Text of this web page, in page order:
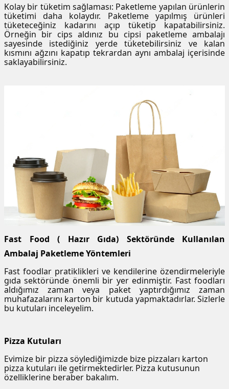
Kolay bir tüketim sağlaması: Paketleme yapılan ürünlerin
tüketimi daha kolaydır. Paketleme yapılmış ürünleri
tüketeceğiniz kadarını açıp tüketip kapatabilirsiniz.
Örneğin bir cips aldınız bu cipsi paketleme ambalajı
sayesinde istediğiniz yerde tüketebilirsiniz ve kalan
kısmını ağzını kapatıp tekrardan aynı ambalaj içerisinde
saklayabilirsiniz.
Fast Food ( Hazır Gıda) Sektöründe Kullanılan
Ambalaj Paketleme Yöntemleri
Fast foodlar pratiklikleri ve kendilerine özendirmeleriyle
gıda sektöründe önemli bir yer edinmiştir. Fast foodları
aldığımız zaman veya paket yaptırdığımız zaman
muhafazalarını karton bir kutuda yapmaktadırlar. Sizlerle
bu kutuları inceleyelim.
Pizza Kutuları
Evimize bir pizza söylediğimizde bize pizzaları karton
pizza kutuları ile getirmektedirler. Pizza kutusunun
özelliklerine beraber bakalım.